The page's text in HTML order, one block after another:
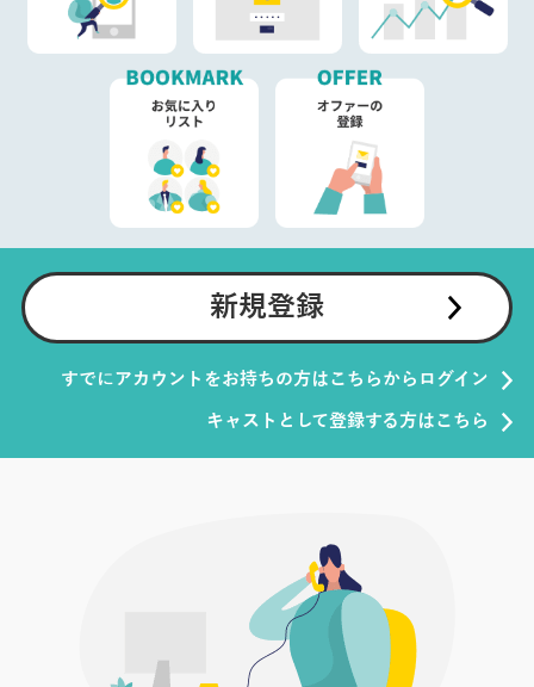
新規登録
すでにアカウントをお持ちの方はこちらからログイン
キャストとして登録する方はこちら